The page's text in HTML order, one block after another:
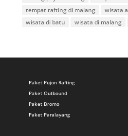
tempat rafting di malang
wisata
wisata di batu
wisata di malang
Paket Pujon Rafting
Paket Outbound
Paket Bromo
Paket Paralayang